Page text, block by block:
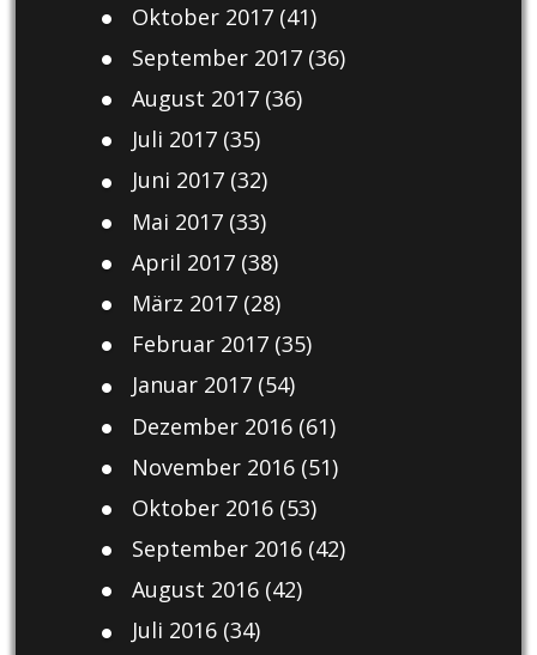
Oktober 2017(41)
September 2017(36)
August 2017(36)
Juli 2017(35)
Juni 2017(32)
Mai 2017(33)
April 2017(38)
März 2017(28)
Februar 2017(35)
Januar 2017(54)
Dezember 2016(61)
November 2016(51)
Oktober 2016(53)
September 2016(42)
August 2016(42)
Juli 2016(34)